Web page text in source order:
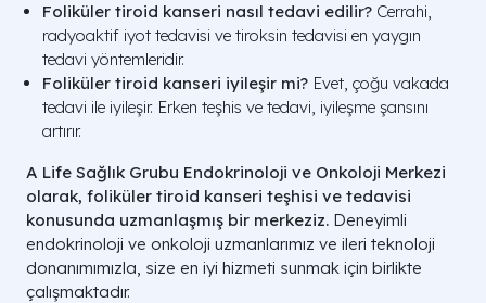
Foliküler tiroid kanseri nasıl tedavi edilir? Cerrahi,
radyoaktif iyot tedavisi ve tiroksin tedavisi en yaygın
tedavi yöntemleridir.
Foliküler tiroid kanseri iyileşir mi? Evet, çoğu vakada
tedavi ile iyileşir. Erken teşhis ve tedavi, iyileşme şansını
artırır.
A Life Sağlık Grubu Endokrinoloji ve Onkoloji Merkezi
olarak, foliküler tiroid kanseri teşhisi ve tedavisi
konusunda uzmanlaşmış bir merkeziz. Deneyimli
endokrinoloji ve onkoloji uzmanlarımız ve ileri teknoloji
donanımımızla, size en iyi hizmeti sunmak için birlikte
çalışmaktadır.